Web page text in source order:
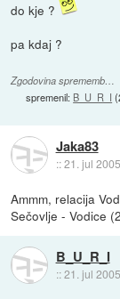
do kje ?
pa kdaj ?
Zgodovina sprememb…
spremenil: B_U_R_I (
Jaka83
::21. jul
Ammm, relacija
Sečovlje - Vodice
B_U_R_I
::21. jul